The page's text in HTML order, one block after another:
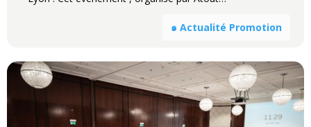
๑ Actualité Promotion